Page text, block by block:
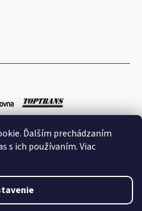
Ďalším prechádzaním
s ich používaním. Viac
. Všetky práva vyhradené.